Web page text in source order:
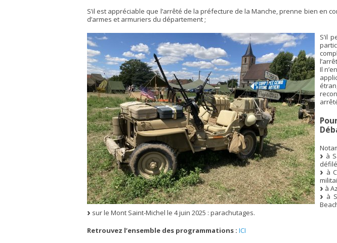
S’il est appréciable que l’arrêté de la préfecture de la Manche, prenne bien
d’armes et armuriers du département ;
S’il
Il
à
à
à
à
sur le Mont Saint-Michel le 4 juin 2025 : parachutages.
Retrouvez l’ensemble des programmations : ICI